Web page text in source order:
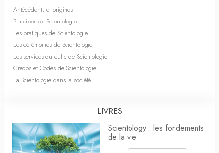
Antécédents et origines
Principes de Scientologie
Les pratiques de Scientologie
Les cérémonies de Scientologie
Les services du culte de Scientologie
Credos et Codes de Scientologie
La Scientologie dans la société
LIVRES
Scientology : les fondements
de la vie